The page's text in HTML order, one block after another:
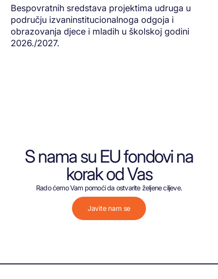
Bespovratnih sredstava projektima udruga u
području izvaninstitucionalnoga odgoja i
obrazovanja djece i mladih u školskoj godini
2026./2027.
S nama su EU fondovi na
korak od Vas
Rado ćemo Vam pomoći da ostvarite željene ciljeve.
Javite nam se